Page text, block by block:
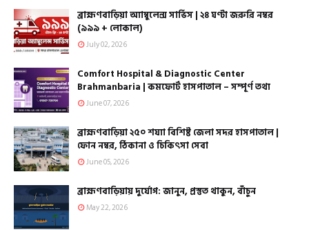
ব্রাহ্মণবাড়িয়া অ্যাম্বুলেন্স সার্ভিস | ২৪ ঘণ্টা জরুরি নম্বর
(৯৯৯ + লোকাল)
July 02, 2026
Comfort Hospital & Diagnostic Center
Brahmanbaria | কমফোর্ট হাসপাতাল – সম্পূর্ণ তথ্য
June 07, 2026
ব্রাহ্মণবাড়িয়া ২৫০ শয্যা বিশিষ্ট জেলা সদর হাসপাতাল |
ফোন নম্বর, ঠিকানা ও চিকিৎসা সেবা
June 05, 2026
ব্রাহ্মণবাড়িয়ায় দুর্যোগ: জানুন, প্রস্তুত থাকুন, বাঁচুন
May 22, 2026